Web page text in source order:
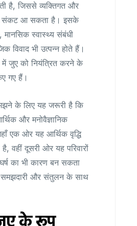
है, जिससे व्यक्तिगत और
संकट आ सकता है। इसके
स्वास्थ्य संबंधी
विवाद भी उत्पन्न होते हैं।
जुए को नियंत्रित करने के
गए हैं।
के लिए यह जरूरी है कि
और मनोवैज्ञानिक
एक ओर यह आर्थिक वृद्धि
वहीं दूसरी ओर यह परिवारों
का भी कारण बन सकता
और संतुलन के साथ